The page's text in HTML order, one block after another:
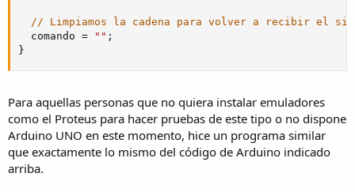
// Limpiamos la cadena para volver a recibir el
  comando
= "" ;
}
Para aquellas personas que no quiera instalar emuladores
como el Proteus para hacer pruebas de este tipo o no dispone
Arduino UNO en este momento, hice un programa similar
que exactamente lo mismo del código de Arduino indicado
arriba.